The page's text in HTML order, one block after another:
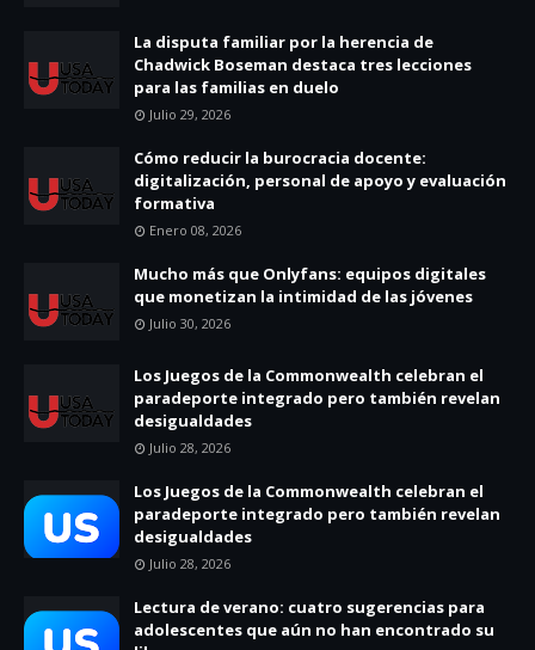
La disputa familiar por la herencia de
Chadwick Boseman destaca tres lecciones
para las familias en duelo
Julio 29, 2026
Cómo reducir la burocracia docente:
digitalización, personal de apoyo y evaluación
formativa
Enero 08, 2026
Mucho más que Onlyfans: equipos digitales
que monetizan la intimidad de las jóvenes
Julio 30, 2026
Los Juegos de la Commonwealth celebran el
paradeporte integrado pero también revelan
desigualdades
Julio 28, 2026
Los Juegos de la Commonwealth celebran el
paradeporte integrado pero también revelan
desigualdades
Julio 28, 2026
Lectura de verano: cuatro sugerencias para
adolescentes que aún no han encontrado su